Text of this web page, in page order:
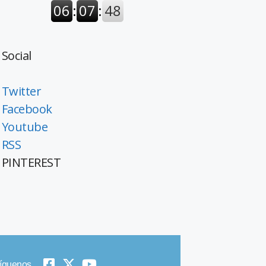
Social
Twitter
Facebook
Youtube
RSS
PINTEREST